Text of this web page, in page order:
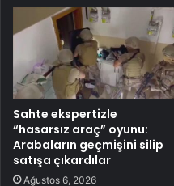
Sahte ekspertizle
“hasarsız araç” oyunu:
Arabaların geçmişini silip
satışa çıkardılar
Ağustos 6, 2026